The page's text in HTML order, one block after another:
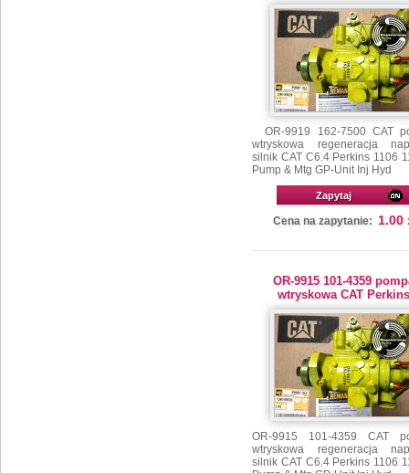
OR-9919 162-7500 CAT
wtryskowa regeneracja
silnik CAT C6.4 Perkins 1106
Pump & Mtg GP-Unit Inj Hyd
Zapytaj
Cena na zapytanie: 1.00
OR-9915 101-4359
wtryskowa CAT Perkins
OR-9915 101-4359 CAT
wtryskowa regeneracja
silnik CAT C6.4 Perkins 1106